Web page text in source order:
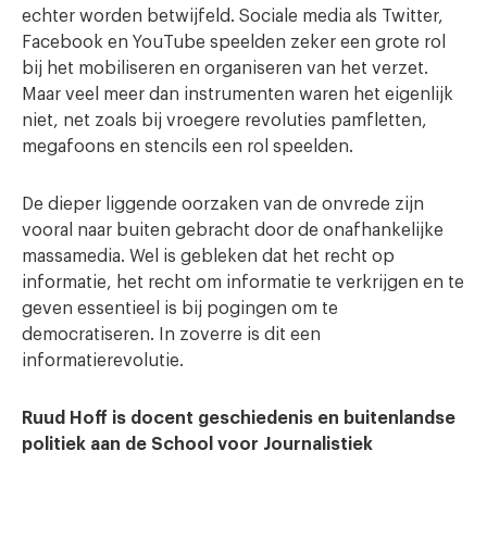
echter worden betwijfeld. Sociale media als Twitter,
Facebook en YouTube speelden zeker een grote rol
bij het mobiliseren en organiseren van het verzet.
Maar veel meer dan instrumenten waren het eigenlijk
niet, net zoals bij vroegere revoluties pamfletten,
megafoons en stencils een rol speelden.
De dieper liggende oorzaken van de onvrede zijn
vooral naar buiten gebracht door de onafhankelijke
massamedia. Wel is gebleken dat het recht op
informatie, het recht om informatie te verkrijgen en te
geven essentieel is bij pogingen om te
democratiseren. In zoverre is dit een
informatierevolutie.
Ruud Hoff is docent geschiedenis en buitenlandse
politiek aan de School voor Journalistiek